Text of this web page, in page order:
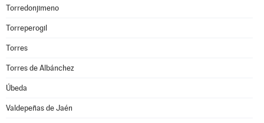
Torredonjimeno
Torreperogil
Torres
Torres de Albánchez
Úbeda
Valdepeñas de Jaén